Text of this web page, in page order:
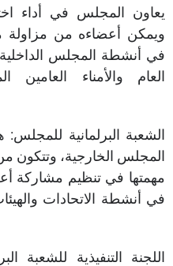
يعاون المجلس في أداء
ويمكن أعضاءه من مزاولة
في أنشطة المجلس الداخلية
العام والأمناء العامين
المجلس الخارجية، وتتكون
مهمتها في تنظيم مشاركة
في أنشطة الاتحادات